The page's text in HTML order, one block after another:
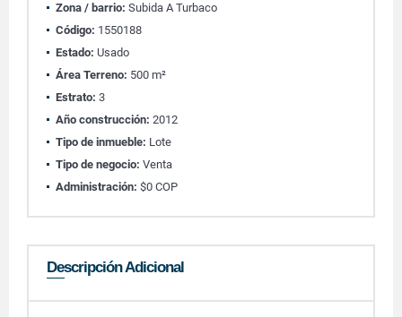
Zona / barrio: Subida A Turbaco
Código: 1550188
Estado: Usado
Área Terreno: 500 m²
Estrato: 3
Año construcción: 2012
Tipo de inmueble: Lote
Tipo de negocio: Venta
Administración: $0 COP
Descripción Adicional